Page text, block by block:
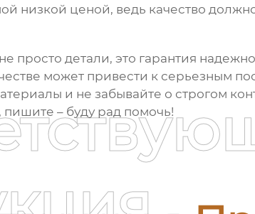
низкой ценой, ведь качество
не просто детали, это гарантия
может привести к серьезным
и не забывайте о строгом
пишите – буду рад помочь!